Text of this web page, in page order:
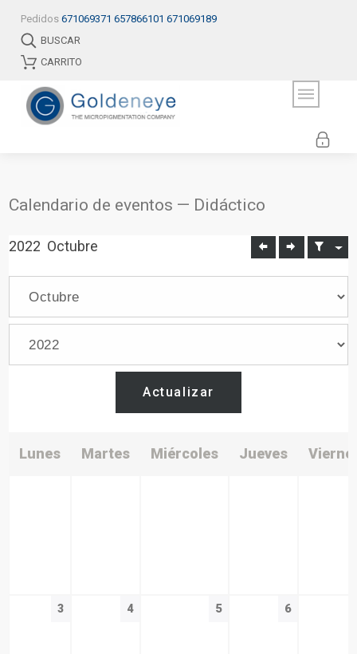
Pedidos 671069371 657866101 671069189
BUSCAR
CARRITO
Calendario de eventos — Didáctico
2022 Octubre
Actualizar
Lunes Martes Miércoles Jueves
3 4 5 6